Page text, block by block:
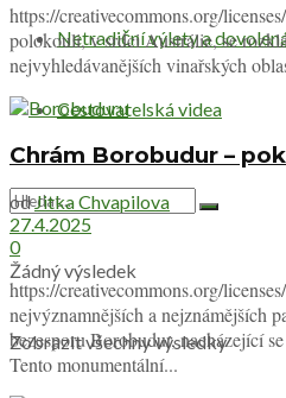
Netradiční výlety a
Cestovatelská videa
Žádný výsledek
Zobrazit všechny výsledky
https://creativecommons.org/
polokouli, v srdci Austrálie, se
nejvyhledávanějších vinařských
Chrám Borobudur –
odJitka Chvapilova
27.4.2025
0
https://creativecommons.org/
nejvýznamnějších a nejznámějších
bezesporu Borobudur, nacházející
Tento monumentální...